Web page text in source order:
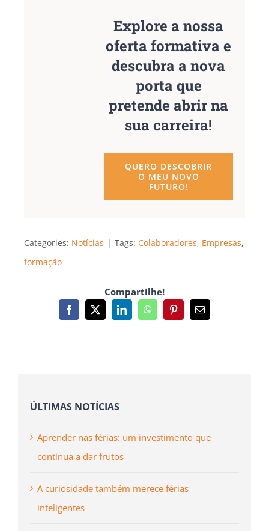
Explore a nossa
oferta formativa e
descubra a nova
porta que
pretende abrir na
sua carreira!
QUERO DESCOBRIR
O MEU NOVO
FUTURO!
Categories: Notícias | Tags: Colaboradores, Empresas,
formação
Compartilhe!
Facebook
X LinkedInWhatsAppPinterestEmail
(necessário
ÚLTIMAS NOTÍCIAS
Aprender nas férias: um investimento que
continua a dar frutos
A curiosidade também merece férias
inteligentes